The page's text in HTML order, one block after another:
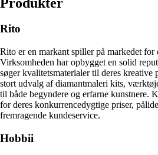
Rito
Rito er en markant spiller på markedet
Virksomheden har opbygget en solid
søger kvalitetsmaterialer til deres
stort udvalg af diamantmaleri kits,
til både begyndere og erfarne kunstnere.
for deres konkurrencedygtige priser,
fremragende kundeservice.
Hobbii